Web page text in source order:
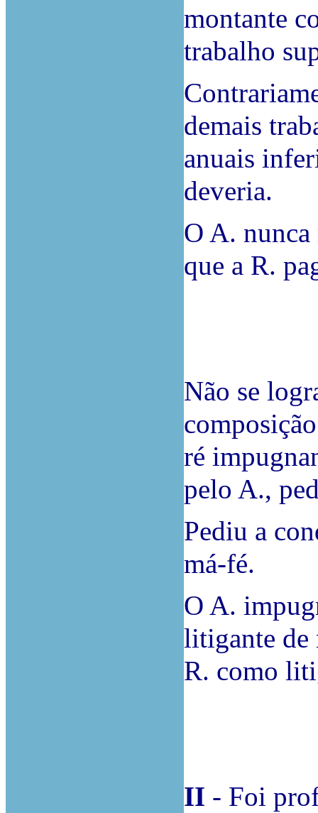
montante
trabalho
demais
anuais
deveria.
O A. nunca
que a R.
Não se
ré
pelo A.,
Pediu a
má-fé.
O A.
litigante de
R. como
II - Foi